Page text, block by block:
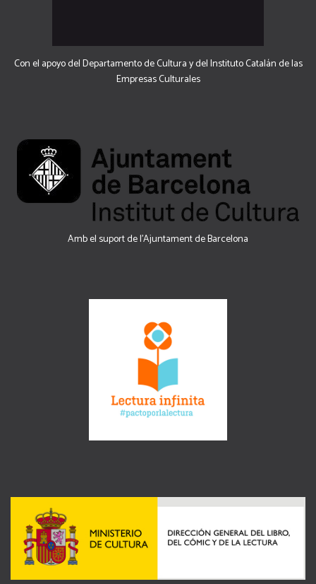
Con el apoyo del Departamento de Cultura y del Instituto Catalán de las
Empresas Culturales
Amb el suport de l’Ajuntament de Barcelona